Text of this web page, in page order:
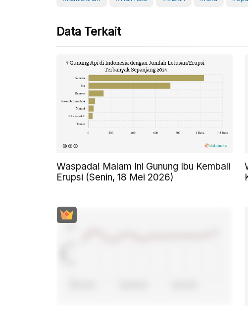
Data Terkait
Waspada! Malam Ini Gunung Ibu Kembali
Erupsi (Senin, 18 Mei 2026)